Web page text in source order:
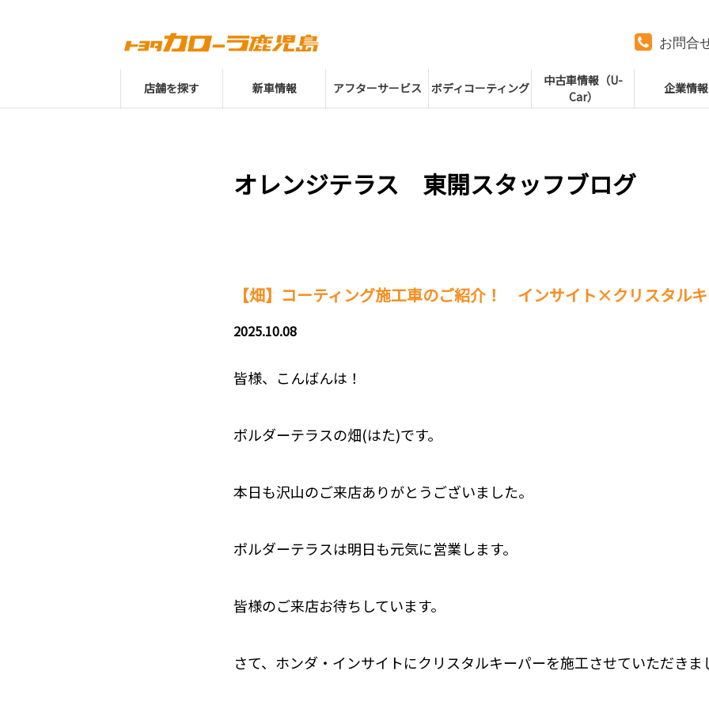
お問合
店舗を探す 新車情報 アフターサービス ボディコーティング
中古車情報（U-
Car）
企業情報
オレンジテラス 東開スタッフブログ
【畑】コーティング施工車のご紹介！ インサイト×クリスタル
2025.10.08
皆様、こんばんは！
ポルダーテラスの畑(はた)です。
本日も沢山のご来店ありがとうございました。
ポルダーテラスは明日も元気に営業します。
皆様のご来店お待ちしています。
さて、ホンダ・インサイトにクリスタルキーパーを施工させていただきま